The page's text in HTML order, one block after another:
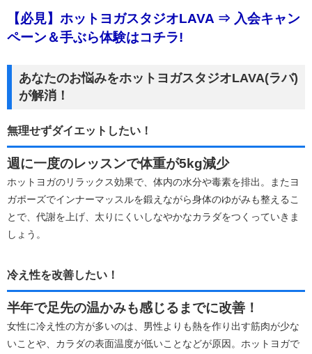
【必見】ホットヨガスタジオLAVA ⇒ 入会キャン
ペーン＆手ぶら体験はコチラ!
あなたのお悩みをホットヨガスタジオLAVA(ラバ)
が解消！
無理せずダイエットしたい！
週に一度のレッスンで体重が5kg減少
ホットヨガのリラックス効果で、体内の水分や毒素を排出。またヨ
ガポーズでインナーマッスルを鍛えながら身体のゆがみも整えるこ
とで、代謝を上げ、太りにくいしなやかなカラダをつくっていきま
しょう。
冷え性を改善したい！
半年で足先の温かみも感じるまでに改善！
女性に冷え性の方が多いのは、男性よりも熱を作り出す筋肉が少な
いことや、カラダの表面温度が低いことなどが原因。ホットヨガで